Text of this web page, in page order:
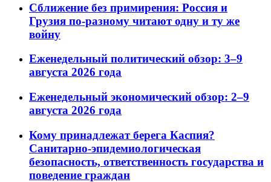
Сближение без примирения: Россия и
Грузия по-разному читают одну и ту же
войну
Еженедельный политический обзор: 3–9
августа 2026 года
Еженедельный экономический обзор: 2–9
августа 2026 года
Кому принадлежат берега Каспия?
Санитарно-эпидемиологическая
безопасность, ответственность государства и
поведение граждан